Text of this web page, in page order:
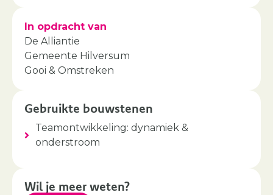
In opdracht van
De Alliantie
Gemeente Hilversum
Gooi & Omstreken
Gebruikte bouwstenen
Teamontwikkeling: dynamiek &
onderstroom
Wil je meer weten?